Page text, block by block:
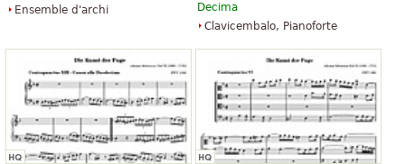
Ensemble d'archi
Decima
Clavicembalo, Pianoforte